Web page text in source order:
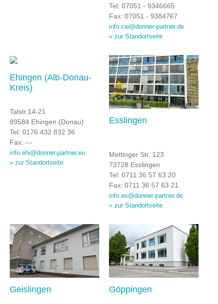
Tel: 07051 - 9346665
Fax: 07051 - 9384767
info.cw@donner-partner.de
» zur Standortseite
Ehingen (Alb-Donau-
Kreis)
Talstr.14-21
89584 Ehingen (Donau)
Tel: 0176 432 832 36
Fax: ---
info.ehi@donner-partner.eu
» zur Standortseite
Esslingen
Mettinger Str. 123
73728 Esslingen
Tel: 0711 36 57 63 20
Fax: 0711 36 57 63 21
info.es@donner-partner.de
» zur Standortseite
Geislingen Göppingen